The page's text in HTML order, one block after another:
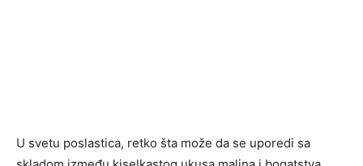
U svetu poslastica, retko šta može da se uporedi sa